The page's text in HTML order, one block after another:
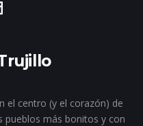
el centro (y el corazón) de
pueblos más bonitos y con